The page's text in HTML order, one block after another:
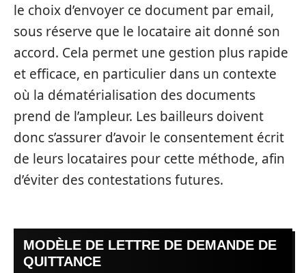
le choix d’envoyer ce document par email,
sous réserve que le locataire ait donné son
accord. Cela permet une gestion plus rapide
et efficace, en particulier dans un contexte
où la dématérialisation des documents
prend de l’ampleur. Les bailleurs doivent
donc s’assurer d’avoir le consentement écrit
de leurs locataires pour cette méthode, afin
d’éviter des contestations futures.
MODÈLE DE LETTRE DE DEMANDE DE
QUITTANCE